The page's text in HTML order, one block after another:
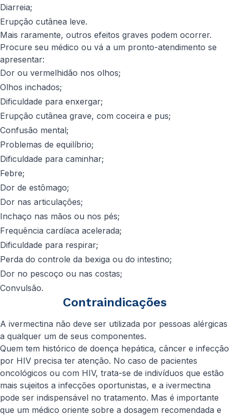
Diarreia;
Erupção cutânea leve.
Mais raramente, outros efeitos graves podem ocorrer.
Procure seu médico ou vá a um pronto-atendimento se
apresentar:
Dor ou vermelhidão nos olhos;
Olhos inchados;
Dificuldade para enxergar;
Erupção cutânea grave, com coceira e pus;
Confusão mental;
Problemas de equilíbrio;
Dificuldade para caminhar;
Febre;
Dor de estômago;
Dor nas articulações;
Inchaço nas mãos ou nos pés;
Frequência cardíaca acelerada;
Dificuldade para respirar;
Perda do controle da bexiga ou do intestino;
Dor no pescoço ou nas costas;
Convulsão.
Contraindicações
A ivermectina não deve ser utilizada por pessoas alérgicas
a qualquer um de seus componentes.
Quem tem histórico de doença hepática, câncer e infecção
por HIV precisa ter atenção. No caso de pacientes
oncológicos ou com HIV, trata-se de indivíduos que estão
mais sujeitos a infecções oportunistas, e a ivermectina
pode ser indispensável no tratamento. Mas é importante
que um médico oriente sobre a dosagem recomendada e